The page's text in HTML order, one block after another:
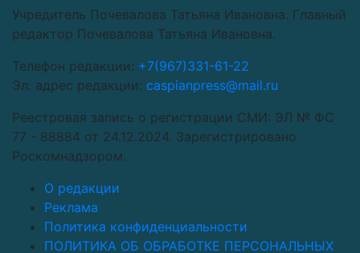
Учредитель Почевалова Татьяна Ивановна. Главный
редактор Почевалова Татьяна Ивановна.
Телефон редакции: +7(967)331-61-22
Эл. адрес редакции: caspianpress@mail.ru
Реестровая запись о регистрации СМИ: ЭЛ № ФС
77 - 88884 от 24.12.2024. Зарегистрировано
Роскомнадзором.
О редакции
Реклама
Политика конфиденциальности
ПОЛИТИКА ОБ ОБРАБОТКЕ ПЕРСОНАЛЬНЫХ